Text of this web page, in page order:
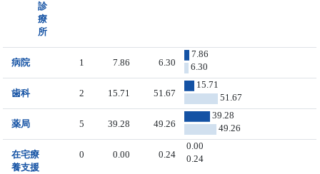
診
療
所
病院 1 7.86 6.30
7.86
6.30
歯科 2 15.71 51.67
15.71
51.67
薬局 5 39.28 49.26
39.28
49.26
在宅療
養支援
0 0.00 0.24
0.00
0.24